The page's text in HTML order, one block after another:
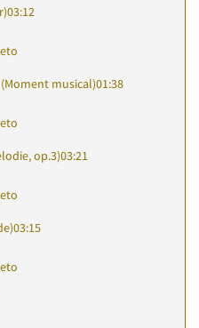
03:12
(Moment musical)01:38
op.3)03:21
03:15